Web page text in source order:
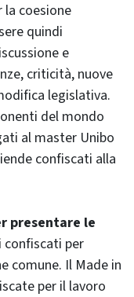
la coesione
quindi
e
criticità, nuove
legislativa.
del mondo
al master Unibo
confiscati alla
presentare le
confiscati per
comune. Il Made in
per il lavoro